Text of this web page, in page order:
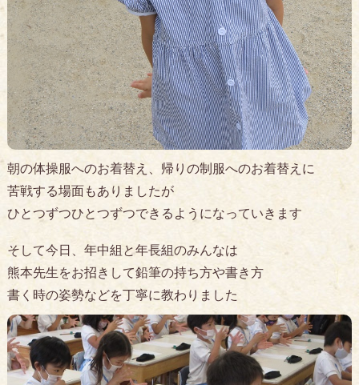
朝の体操服へのお着替え、帰りの制服へのお着替えに
苦戦する場面もありましたが
ひとつずつひとつずつできるようになっていきます
そして今日、年中組と年長組のみんなは
熊本先生をお招きして鉛筆の持ち方や書き方
書く時の姿勢などを丁寧に教わりました